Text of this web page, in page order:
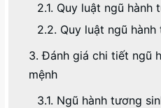
2.1. Quy luật ngũ hành
2.2. Quy luật ngũ
3. Đánh giá chi tiết ngũ
mệnh
3.1. Ngũ hành tương